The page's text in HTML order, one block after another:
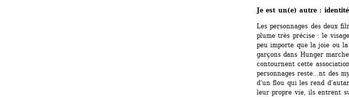
Je est un(e) autre :
Les personnages des deux
plume très précise : le
peu importe que la joie ou
garçons dans Hunger
contournent cette
personnages reste...nt des
d’un flou qui les rend
leur propre vie, ils entrent